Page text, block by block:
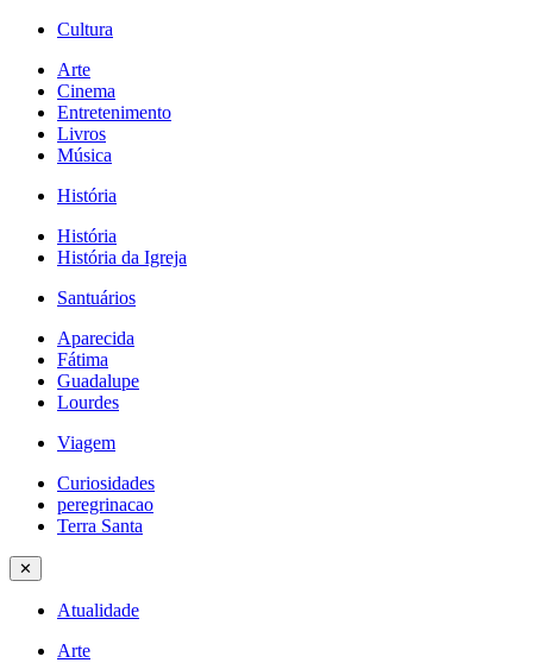
Cultura
Arte
Cinema
Entretenimento
Livros
Música
História
História
História da Igreja
Santuários
Aparecida
Fátima
Guadalupe
Lourdes
Viagem
Curiosidades
peregrinacao
Terra Santa
✕
Atualidade
Arte